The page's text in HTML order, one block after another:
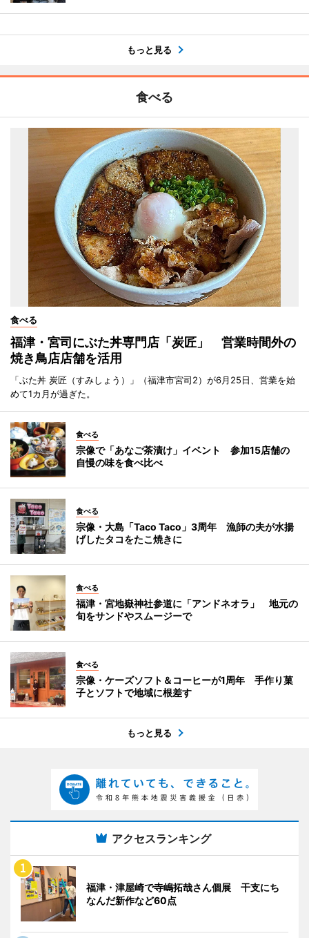
もっと見る
食べる
食べる
福津・宮司にぶた丼専門店「炭匠」 営業時間外の
焼き鳥店店舗を活用
「ぶた丼 炭匠（すみしょう）」（福津市宮司2）が6月25日、営業を始
めて1カ月が過ぎた。
食べる
宗像で「あなご茶漬け」イベント 参加15店舗の
自慢の味を食べ比べ
食べる
宗像・大島「Taco Taco」3周年 漁師の夫が水揚
げしたタコをたこ焼きに
食べる
福津・宮地嶽神社参道に「アンドネオラ」 地元の
旬をサンドやスムージーで
食べる
宗像・ケーズソフト＆コーヒーが1周年 手作り菓
子とソフトで地域に根差す
もっと見る
アクセスランキング
福津・津屋崎で寺嶋拓哉さん個展 干支にち
なんだ新作など60点